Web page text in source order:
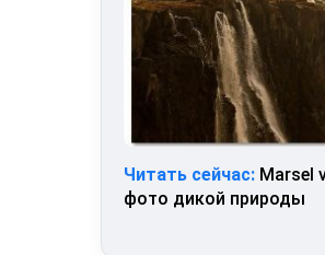
Читать сейчас: Marsel
фото дикой природы